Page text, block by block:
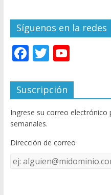
Síguenos en la redes
F
ac
e
b
o
o
k
T
w
itt
er
Y
u
T
u
e
C
Suscripción
Ingrese su correo electrónico
semanales.
Dirección de correo
Dirección
de